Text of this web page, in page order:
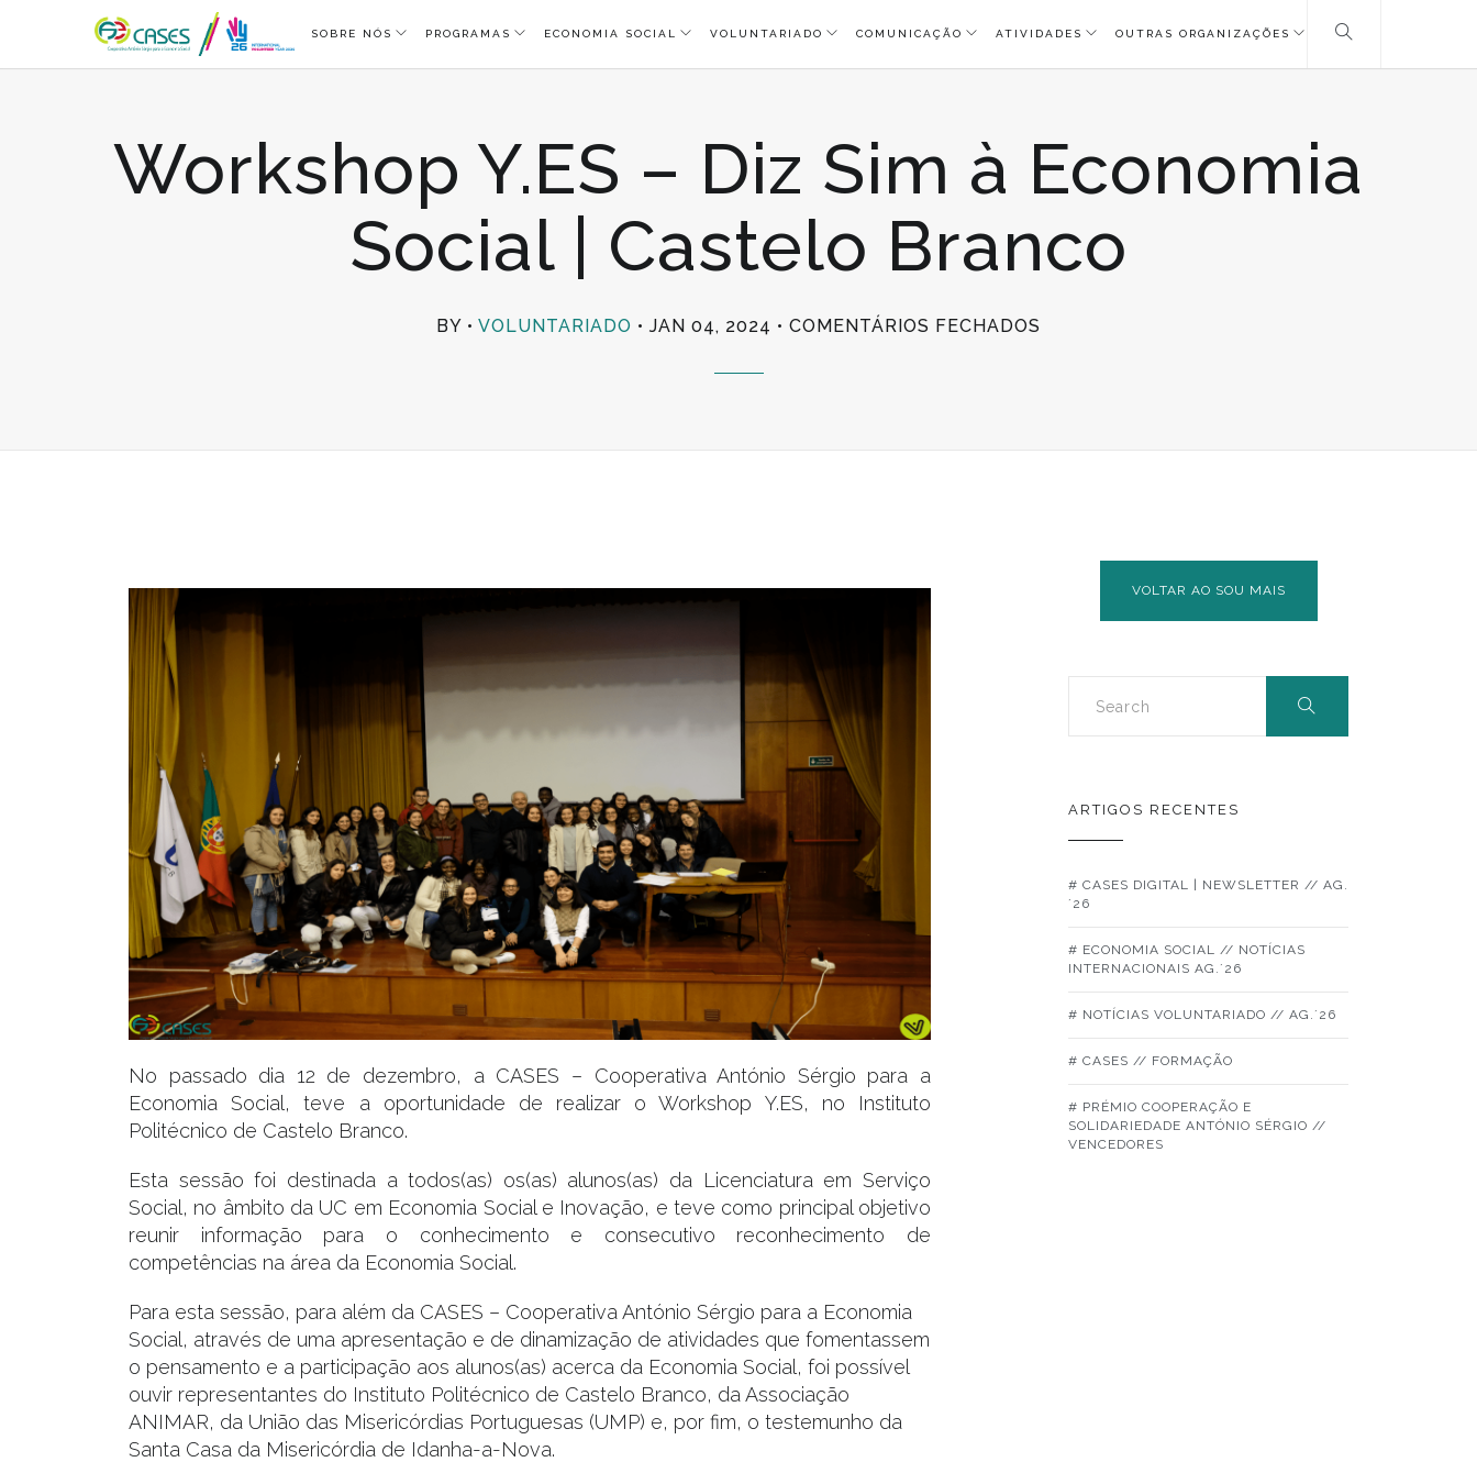
SOBRE NÓS PROGRAMAS ECONOMIA SOCIAL VOLUNTARIADO COMUNICAÇÃO ATIVIDADES OUTRAS ORGANIZAÇÕES
Workshop Y.ES – Diz Sim à Economia
Social | Castelo Branco
BY VOLUNTARIADO JAN 04, 2024 COMENTÁRIOS FECHADOS
BRANCO
No passado dia 12 de dezembro, a CASES – Cooperativa António Sérgio para a
Economia Social, teve a oportunidade de realizar o Workshop Y.ES, no Instituto
Politécnico de Castelo Branco.
Esta sessão foi destinada a todos(as) os(as) alunos(as) da Licenciatura em Serviço
Social, no âmbito da UC em Economia Social e Inovação, e teve como principal objetivo
reunir informação para o conhecimento e consecutivo reconhecimento de
competências na área da Economia Social.
Para esta sessão, para além da CASES – Cooperativa António Sérgio para a Economia
Social, através de uma apresentação e de dinamização de atividades que fomentassem
o pensamento e a participação aos alunos(as) acerca da Economia Social, foi possível
ouvir representantes do Instituto Politécnico de Castelo Branco, da Associação
ANIMAR, da União das Misericórdias Portuguesas (UMP) e, por fim, o testemunho da
Santa Casa da Misericórdia de Idanha-a-Nova.
VOLTAR AO SOU MAIS
ARTIGOS RECENTES
# CASES DIGITAL | NEWSLETTER // AG.
´26
# ECONOMIA SOCIAL // NOTÍCIAS
INTERNACIONAIS AG.´26
# NOTÍCIAS VOLUNTARIADO // AG.´26
# CASES // FORMAÇÃO
# PRÉMIO COOPERAÇÃO E
SOLIDARIEDADE ANTÓNIO SÉRGIO //
VENCEDORES